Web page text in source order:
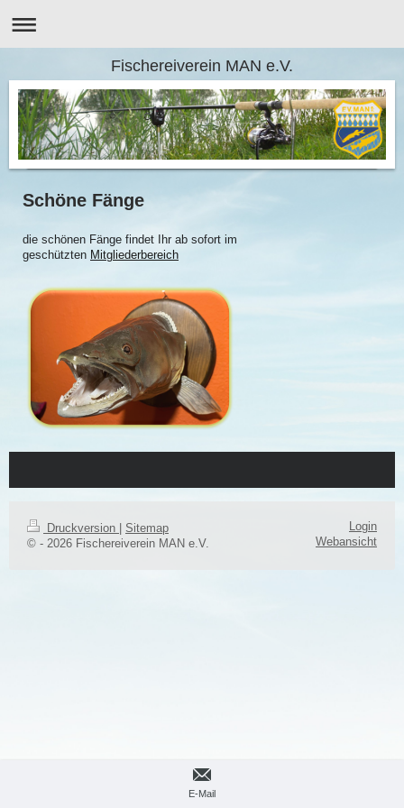
Fischereiverein MAN e.V.
Schöne Fänge
die schönen Fänge findet Ihr ab sofort im
geschützten Mitgliederbereich
Druckversion
Sitemap
© - 2026 Fischereiverein MAN e.V.
Login
Webansicht
E-Mail